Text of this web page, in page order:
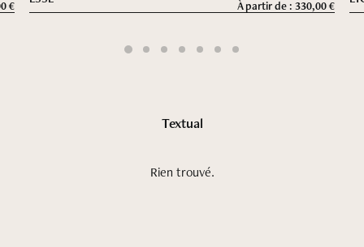
€ À partir de : 330,00€
Textual
Rien trouvé.